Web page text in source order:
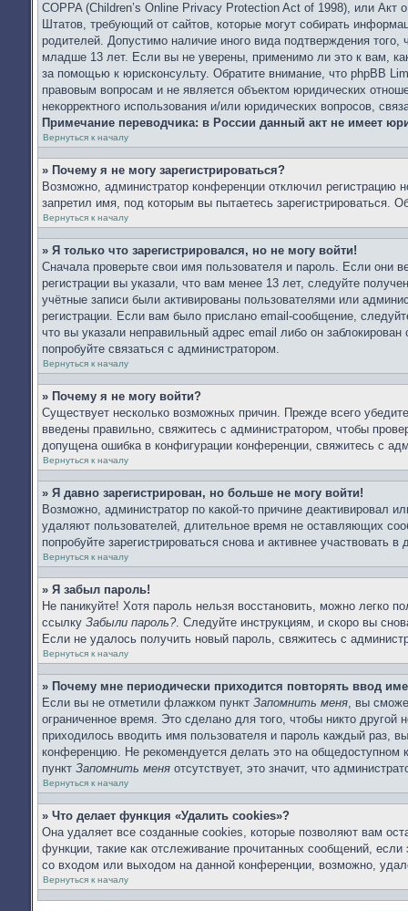
COPPA (Children’s Online Privacy Protection Act of 1998), или Акт
Штатов, требующий от сайтов, которые могут собирать
родителей. Допустимо наличие иного вида подтверждения
младше 13 лет. Если вы не уверены, применимо ли это к вам,
за помощью к юрисконсульту. Обратите внимание, что phpBB
правовым вопросам и не является объектом юридических
некорректного использования и/или юридических вопросов,
Примечание переводчика: в России данный акт не имеет
Вернуться к началу
» Почему я не могу зарегистрироваться?
Возможно, администратор конференции отключил регистрацию
запретил имя, под которым вы пытаетесь зарегистрироваться.
Вернуться к началу
» Я только что зарегистрировался, но не могу войти!
Сначала проверьте свои имя пользователя и пароль. Если они
регистрации вы указали, что вам менее 13 лет, следуйте
учётные записи были активированы пользователями или
регистрации. Если вам было прислано email-сообщение,
что вы указали неправильный адрес email либо он
попробуйте связаться с администратором.
Вернуться к началу
» Почему я не могу войти?
Существует несколько возможных причин. Прежде всего
введены правильно, свяжитесь с администратором, чтобы
допущена ошибка в конфигурации конференции, свяжитесь с
Вернуться к началу
» Я давно зарегистрирован, но больше не могу войти!
Возможно, администратор по какой-то причине деактивировал
удаляют пользователей, длительное время не оставляющих
попробуйте зарегистрироваться снова и активнее участвовать в
Вернуться к началу
» Я забыл пароль!
Не паникуйте! Хотя пароль нельзя восстановить, можно легко
ссылку Забыли пароль?. Следуйте инструкциям, и скоро вы
Если не удалось получить новый пароль, свяжитесь с
Вернуться к началу
» Почему мне периодически приходится повторять ввод
Если вы не отметили флажком пункт Запомнить меня, вы
ограниченное время. Это сделано для того, чтобы никто
приходилось вводить имя пользователя и пароль каждый раз,
конференцию. Не рекомендуется делать это на общедоступном
пункт Запомнить меня отсутствует, это значит, что
Вернуться к началу
» Что делает функция «Удалить cookies»?
Она удаляет все созданные cookies, которые позволяют вам
функции, такие как отслеживание прочитанных сообщений,
со входом или выходом на данной конференции, возможно,
Вернуться к началу